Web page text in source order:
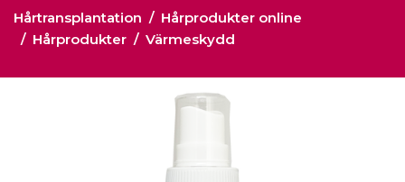
Hårtransplantation
Hårprodukter online
Hårprodukter
Värmeskydd